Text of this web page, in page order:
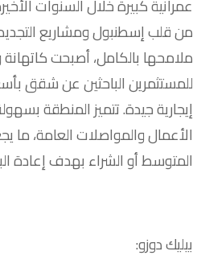
عمرانية كبيرة خلال السنوات
من قلب إسطنبول ومشاريع
ملامحها بالكامل، أصبحت
للمستثمرين الباحثين عن شقق
إيجارية جيدة. تتميز المنطقة
الأعمال والمواصلات العامة، ما
المتوسط أو الشراء بهدف إعادة
بيليك دوزو: